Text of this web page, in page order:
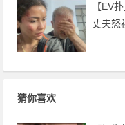
【EV
丈夫怒
猜你喜欢